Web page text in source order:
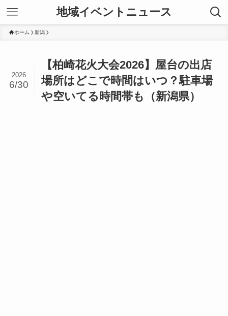
地域イベントニュース
ホーム 新潟
【柏崎花火大会2026】屋台の出店
場所はどこで時間はいつ？駐車場
や空いてる時間帯も（新潟県）
2026
6/30